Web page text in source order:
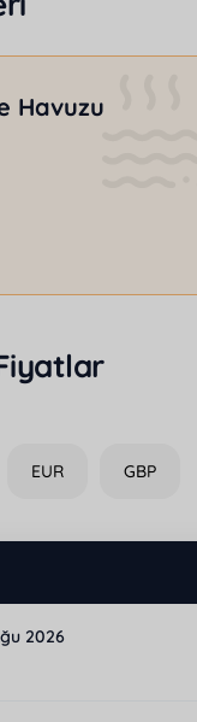
Havuzu
EUR GBP
2026